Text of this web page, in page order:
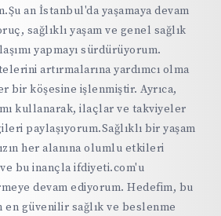
an İstanbul'da yaşamaya devam
sağlıklı yaşam ve genel sağlık
yapmayı sürdürüyorum.
artırmalarına yardımcı olma
bir köşesine işlenmiştir. Ayrıca,
kullanarak, ilaçlar ve takviyeler
paylaşıyorum.Sağlıklı bir yaşam
her alanına olumlu etkileri
bu inançla ifdiyeti.com'u
devam ediyorum. Hedefim, bu
güvenilir sağlık ve beslenme